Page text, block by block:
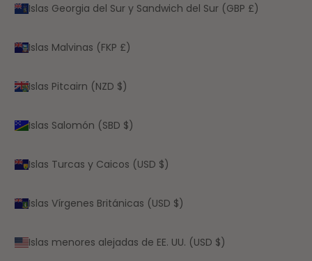
Islas Georgia del Sur y Sandwich del Sur (GBP £)
Islas Malvinas (FKP £)
Islas Pitcairn (NZD $)
Islas Salomón (SBD $)
Islas Turcas y Caicos (USD $)
Islas Vírgenes Británicas (USD $)
Islas menores alejadas de EE. UU. (USD $)